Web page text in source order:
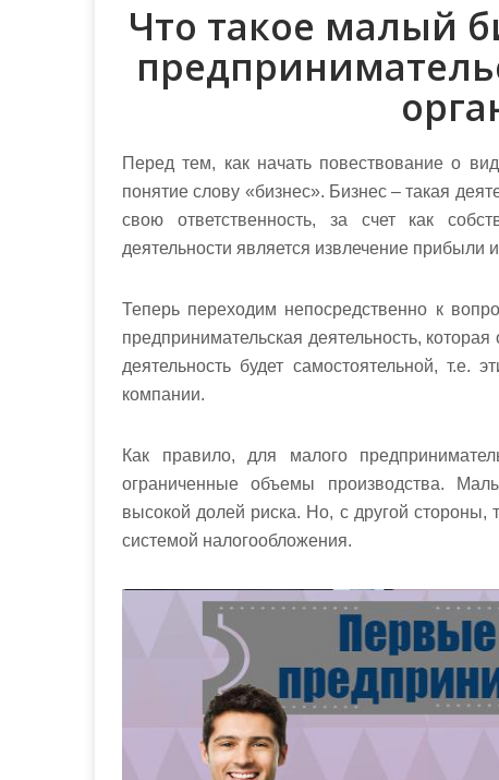
Что такое малый
Перед тем, как начать повествование о
понятие слову «бизнес». Бизнес – такая
свою ответственность, за счет как
деятельности является извлечение прибыли
Теперь переходим непосредственно к
предпринимательская деятельность,
деятельность будет самостоятельной, т.е.
компании.
Как правило, для малого
ограниченные объемы производства.
высокой долей риска. Но, с другой стороны,
системой налогообложения.